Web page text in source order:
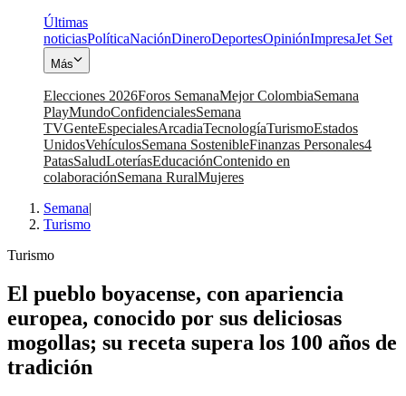
Últimas
noticiasPolíticaNaciónDineroDeportesOpiniónImpresaJet Set
Más
Elecciones 2026Foros SemanaMejor ColombiaSemana
PlayMundoConfidencialesSemana
TVGenteEspecialesArcadiaTecnologíaTurismoEstados
UnidosVehículosSemana SostenibleFinanzas Personales4
PatasSaludLoteríasEducaciónContenido en
colaboraciónSemana RuralMujeres
Semana|
Turismo
Turismo
El pueblo boyacense, con apariencia
europea, conocido por sus deliciosas
mogollas; su receta supera los 100 años de
tradición